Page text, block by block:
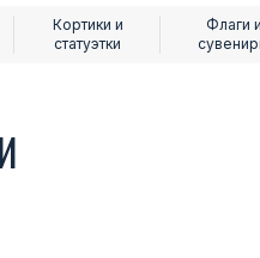
Кортики и
статуэтки
Флаги и